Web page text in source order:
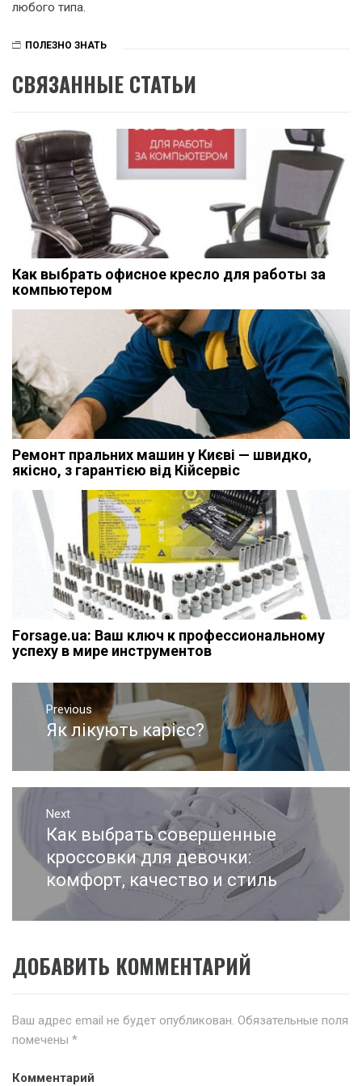
любого типа.
ПОЛЕЗНО ЗНАТЬ
СВЯЗАННЫЕ СТАТЬИ
Как выбрать офисное кресло для работы за
компьютером
Ремонт пральних машин у Києві — швидко,
якісно, з гарантією від Кійсервіс
Forsage.ua: Ваш ключ к профессиональному
успеху в мире инструментов
Навигация
записям
Previous
Previous
post:
Як лікують карієс?
Next
Next
post:
Как выбрать совершенные
кроссовки для девочки:
комфорт, качество и стиль
ДОБАВИТЬ КОММЕНТАРИЙ
Ваш адрес email не будет опубликован. Обязательные поля
помечены *
Комментарий